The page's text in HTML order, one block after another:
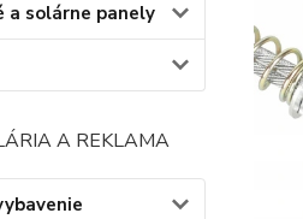
a solárne panely
A REKLAMA